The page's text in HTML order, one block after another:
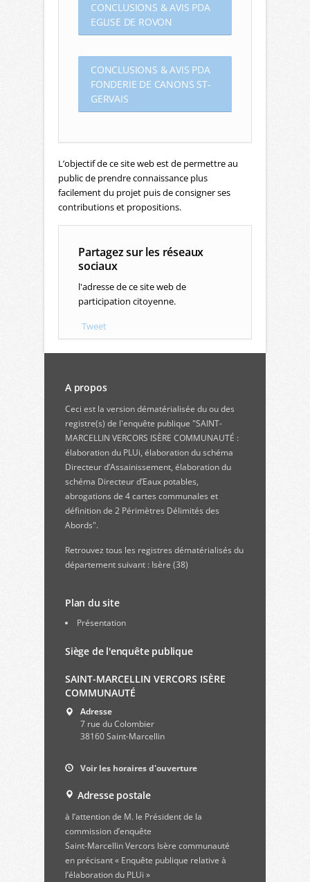
CONCLUSIONS & AVIS PDA
EGLISE DE ROVON
CONCLUSIONS & AVIS PDA
FONDERIE DE CANONS ST-
GERVAIS
L’objectif de ce site web est de permettre au
public de prendre connaissance plus
facilement du projet puis de consigner ses
contributions et propositions.
Partagez sur les réseaux
sociaux
l'adresse de ce site web de
participation citoyenne.
Tweet
A propos
Ceci est la version dématérialisée du ou des
registre(s) de l'enquête publique "SAINT-
MARCELLIN VERCORS ISÈRE COMMUNAUTÉ :
élaboration du PLUi, élaboration du schéma
Directeur d’Assainissement, élaboration du
schéma Directeur d’Eaux potables,
abrogations de 4 cartes communales et
définition de 2 Périmètres Délimités des
Abords".
Retrouvez tous les registres dématérialisés du
département suivant : Isère (38)
Plan du site
Présentation
Siège de l'enquête publique
SAINT-MARCELLIN VERCORS ISÈRE
COMMUNAUTÉ
Adresse
7 rue du Colombier
38160 Saint-Marcellin
Voir les horaires d'ouverture
Adresse postale
à l’attention de M. le Président de la
commission d’enquête
Saint-Marcellin Vercors Isère communauté
en précisant « Enquête publique relative à
l’élaboration du PLUi »